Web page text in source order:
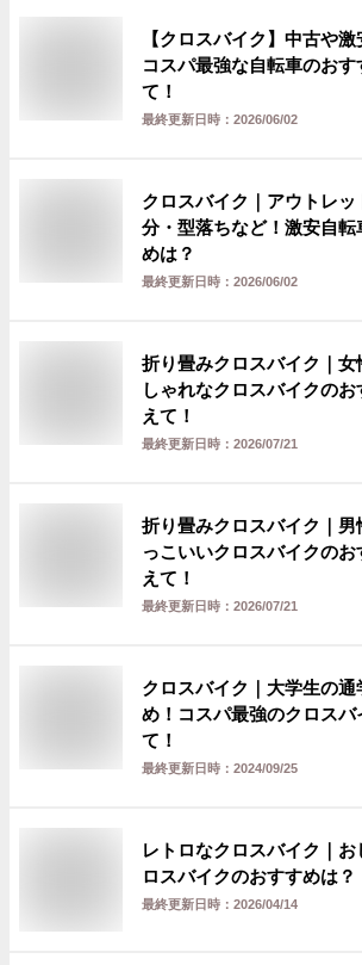
【クロスバイク】中古や激
コスパ最強な自転車のおす
て！
最終更新日時： 2026/06/02
クロスバイク｜アウトレッ
分・型落ちなど！激安自転
めは？
最終更新日時： 2026/06/02
折り畳みクロスバイク｜女
しゃれなクロスバイクの
えて！
最終更新日時： 2026/07/21
折り畳みクロスバイク｜男
っこいいクロスバイクのお
えて！
最終更新日時： 2026/07/21
クロスバイク｜大学生の通
め！コスパ最強のクロスバ
て！
最終更新日時： 2024/09/25
レトロなクロスバイク｜お
ロスバイクのおすすめは？
最終更新日時： 2026/04/14